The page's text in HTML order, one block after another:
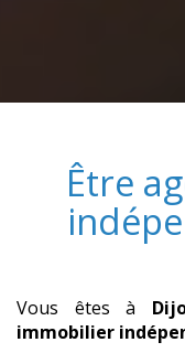
Être
Vous êtes à
immobilier